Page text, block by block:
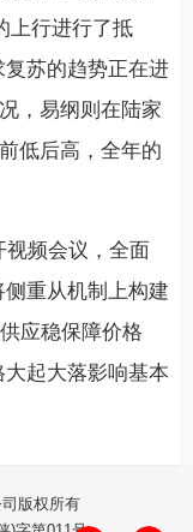
上行进行了抵
苏的趋势正在进
，易纲则在陆家
低后高，全年的
视频会议，全面
重从机制上构建
应稳保障价格
起大落影响基本
版权所有